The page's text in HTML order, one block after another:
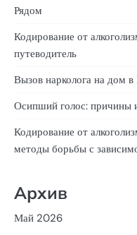
Рядом
Кодирование от
путеводитель
Вызов нарколога на дом
Осипший голос: причины
Кодирование от
методы борьбы с
Архив
Май 2026